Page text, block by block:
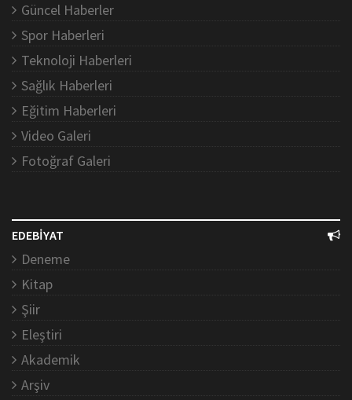
Güncel Haberler
Spor Haberleri
Teknoloji Haberleri
Sağlık Haberleri
Eğitim Haberleri
Video Galeri
Fotoğraf Galeri
EDEBİYAT
Deneme
Kitap
Şiir
Eleştiri
Akademik
Arşiv